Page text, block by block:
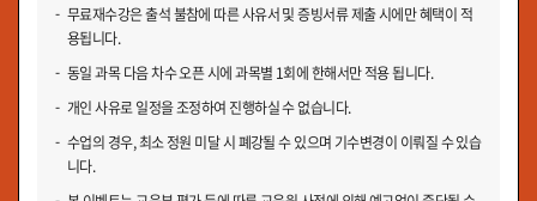
무료재수강은 출석 불참에 따른 사유서 및 증빙서류 제출 시에만 혜택이 적
용됩니다.
동일 과목 다음 차수 오픈 시에 과목별 1회에 한해서만 적용 됩니다.
개인 사유로 일정을 조정하여 진행하실 수 없습니다.
수업의 경우, 최소 정원 미달 시 폐강될 수 있으며 기수변경이 이뤄질 수 있습
니다.